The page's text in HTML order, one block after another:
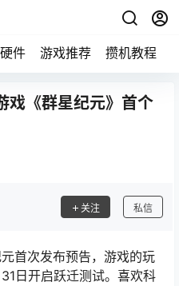
硬件 游戏推荐 攒机教程
戏《群星纪元》首个
关注 私信
首次发布预告，游戏的玩
日开启跃迁测试。喜欢科